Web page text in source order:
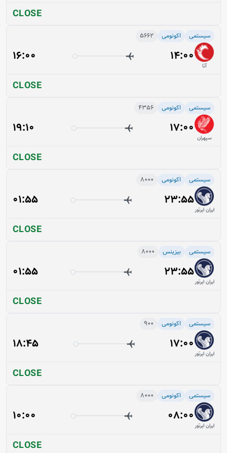
CLOSE
سیستمی اکونومی 5662
آتا
14:00
16:00
CLOSE
سیستمی اکونومی 4356
سپهران
17:00
19:10
CLOSE
سیستمی اکونومی 8000
ایران ایرتور
23:55
01:55
CLOSE
سیستمی بیزینس 8000
ایران ایرتور
23:55
01:55
CLOSE
سیستمی اکونومی 900
ایران ایرتور
17:00
18:45
CLOSE
سیستمی اکونومی 8000
ایران ایرتور
08:00
10:00
CLOSE